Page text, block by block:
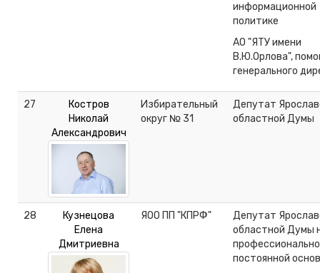
информационной
политике
АО "ЯТУ имени
В.Ю.Орлова",
генерального
27
Костров
Николай
Александрович
Избирательный
округ № 31
Депутат
областной Думы
28
Кузнецова
Елена
Дмитриевна
ЯОО ПП "КПРФ"
Депутат
областной Думы
постоянной